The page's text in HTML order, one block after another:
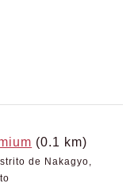
(0.1 km)
de Nakagyo,